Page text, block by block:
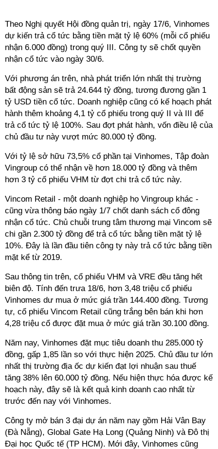
Theo Nghị quyết Hội đồng quản trị, ngày 17/6, Vinhomes
dự kiến trả cổ tức bằng tiền mặt tỷ lệ 60% (mỗi cổ phiếu
nhận 6.000 đồng) trong quý III. Công ty sẽ chốt quyền
nhận cổ tức vào ngày 30/6.
Với phương án trên, nhà phát triển lớn nhất thị trường
bất động sản sẽ trả 24.644 tỷ đồng, tương đương gần 1
tỷ USD tiền cổ tức. Doanh nghiệp cũng có kế hoạch phát
hành thêm khoảng 4,1 tỷ cổ phiếu trong quý II và III để
trả cổ tức tỷ lệ 100%. Sau đợt phát hành, vốn điều lệ của
chủ đầu tư này vượt mức 80.000 tỷ đồng.
Với tỷ lệ sở hữu 73,5% cổ phần tại Vinhomes, Tập đoàn
Vingroup có thể nhận về hơn 18.000 tỷ đồng và thêm
hơn 3 tỷ cổ phiếu VHM từ đợt chi trả cổ tức này.
Vincom Retail - một doanh nghiệp họ Vingroup khác -
cũng vừa thông báo ngày 1/7 chốt danh sách cổ đông
nhận cổ tức. Chủ chuỗi trung tâm thương mại Vincom sẽ
chi gần 2.300 tỷ đồng để trả cổ tức bằng tiền mặt tỷ lệ
10%. Đây là lần đầu tiên công ty này trả cổ tức bằng tiền
mặt kể từ 2019.
Sau thông tin trên, cổ phiếu VHM và VRE đều tăng hết
biên độ. Tính đến trưa 18/6, hơn 3,48 triệu cổ phiếu
Vinhomes dư mua ở mức giá trần 144.400 đồng. Tương
tự, cổ phiếu Vincom Retail cũng trắng bên bán khi hơn
4,28 triệu cổ được đặt mua ở mức giá trần 30.100 đồng.
Năm nay, Vinhomes đặt mục tiêu doanh thu 285.000 tỷ
đồng, gấp 1,85 lần so với thực hiện 2025. Chủ đầu tư lớn
nhất thị trường địa ốc dự kiến đạt lợi nhuận sau thuế
tăng 38% lên 60.000 tỷ đồng. Nếu hiện thực hóa được kế
hoạch này, đây sẽ là kết quả kinh doanh cao nhất từ
trước đến nay với Vinhomes.
Công ty mở bán 3 đại dự án năm nay gồm Hải Vân Bay
(Đà Nẵng), Global Gate Hạ Long (Quảng Ninh) và Đô thị
Đại học Quốc tế (TP HCM). Mới đây, Vinhomes cũng